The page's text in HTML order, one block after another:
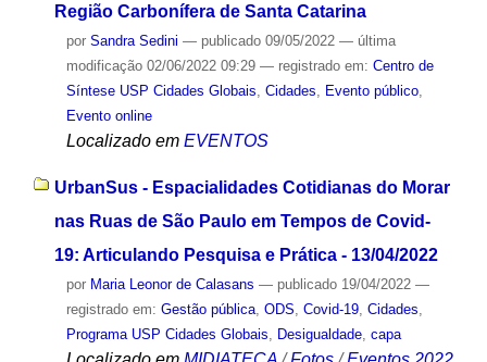
Região Carbonífera de Santa Catarina
por Sandra Sedini — publicado09/05/2022 — última
modificação02/06/2022 09:29 — registrado em: Centro de
Síntese USP Cidades Globais Cidades Evento público,
Evento online
Localizado em EVENTOS
UrbanSus - Espacialidades Cotidianas do Morar
nas Ruas de São Paulo em Tempos de Covid-
19: Articulando Pesquisa e Prática - 13/04/2022
por Maria Leonor de Calasans — publicado19/04/2022 —
registrado em: Gestão pública, ODS Covid-19, Cidades
Programa USP Cidades Globais
Desigualdade, capa